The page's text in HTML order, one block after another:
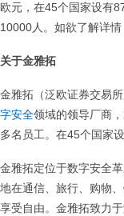
欧元，在45个国家设有
10000人。如欲了解详情
关于金雅拓
金雅拓（泛欧证券交易
字安全领域的领导厂商
多名员工。在45个国家
金雅拓定位于数字安全
地在通信、旅行、购物
享受自由。金雅拓致力